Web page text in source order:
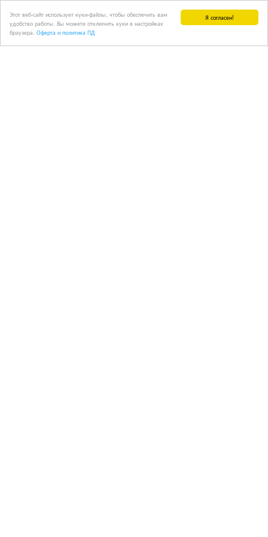
Я согласен!
Этот веб-сайт использует куки-файлы, чтобы обеспечить вам
удобство работы. Вы можете отключить куки в настройках
браузера. Оферта и политика ПД